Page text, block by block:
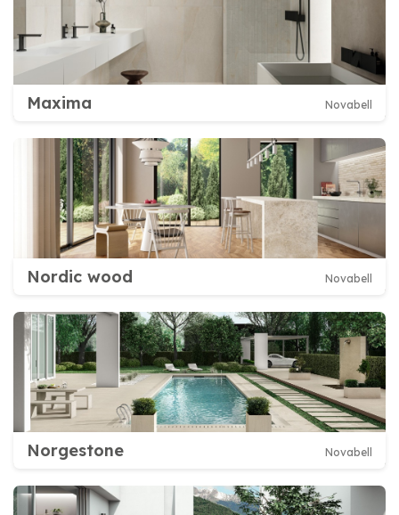
Maxima Novabell
Nordic wood Novabell
Norgestone Novabell